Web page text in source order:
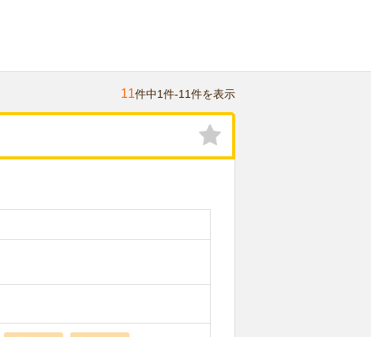
11件中1件-11件を表示